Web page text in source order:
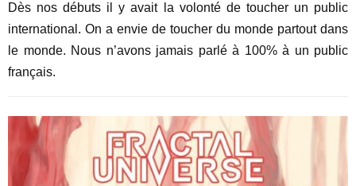
Dès nos débuts il y avait la volonté de toucher un public
international. On a envie de toucher du monde partout dans
le monde. Nous n’avons jamais parlé à 100% à un public
français.